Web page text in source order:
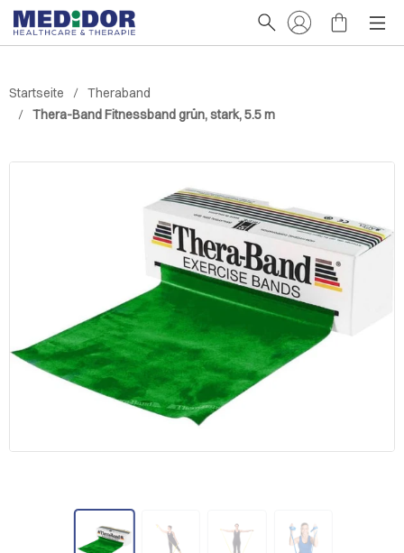
Startseite
Theraband
Thera-Band Fitnessband grün, stark, 5.5 m